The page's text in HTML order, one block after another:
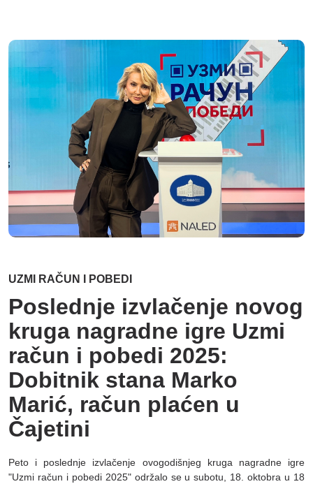
UZMI RAČUN I POBEDI
Poslednje izvlačenje novog
kruga nagradne igre Uzmi
račun i pobedi 2025:
Dobitnik stana Marko
Marić, račun plaćen u
Čajetini
Peto i poslednje izvlačenje ovogodišnjeg kruga nagradne igre
"Uzmi račun i pobedi 2025" održalo se u subotu, 18. oktobra u 18